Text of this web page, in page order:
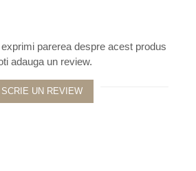
parerea despre acest produs
adauga un review.
SCRIE UN REVIEW